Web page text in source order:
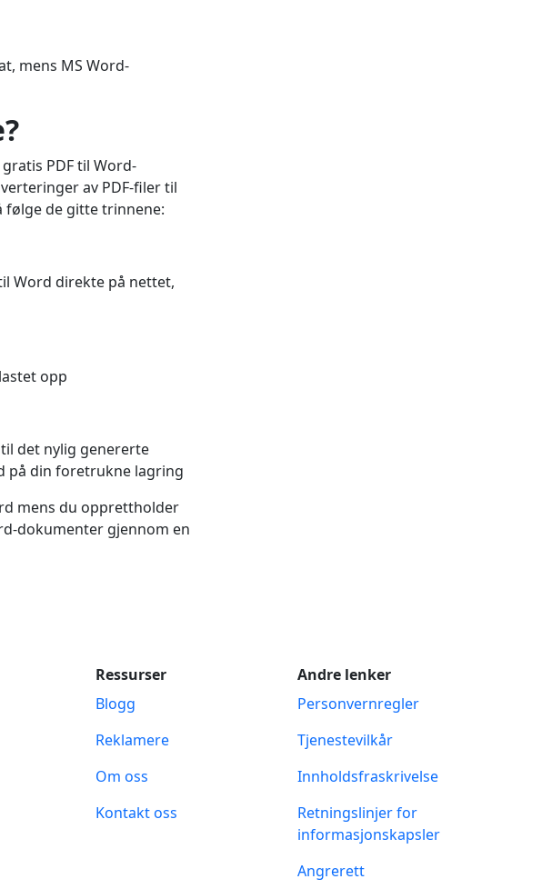
mens MS Word-
PDF til Word-
av PDF-filer til
de gitte trinnene:
Word direkte på nettet,
opp
det nylig genererte
på din foretrukne lagring
mens du opprettholder
dokumenter gjennom en
Ressurser
Blogg
Reklamere
Om oss
Kontakt oss
Andre lenker
Personvernregler
Tjenestevilkår
Innholdsfraskrivelse
Retningslinjer for
informasjonskapsler
Angrerett